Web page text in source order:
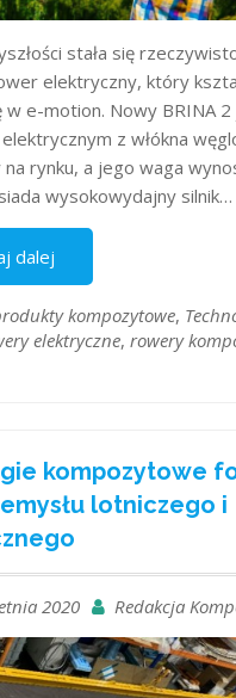
stała się
elektryczny, który
w e-motion. Nowy BRINA
z włókna
rynku, a jego waga
wysokowydajny silnik…
dalej
kompozytowe,
elektryczne, rowery
kompozytowe
lotniczego i
2020 Redakcja